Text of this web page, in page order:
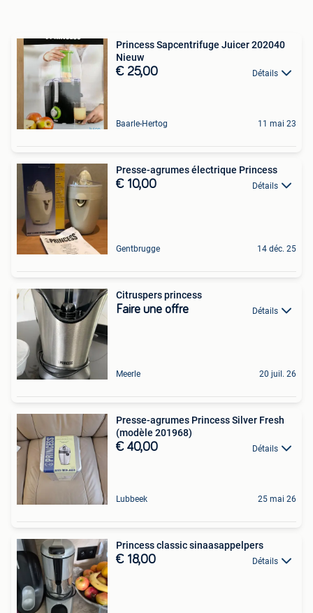
Princess Sapcentrifuge Juicer 202040
Nieuw
€ 25,00 Détails
Baarle-Hertog 11 mai 23
Presse-agrumes électrique Princess
€ 10,00 Détails
Gentbrugge 14 déc. 25
Citruspers princess
Faire une offre Détails
Meerle 20 juil. 26
Presse-agrumes Princess Silver Fresh
(modèle 201968)
€ 40,00 Détails
Lubbeek 25 mai 26
Princess classic sinaasappelpers
€ 18,00 Détails